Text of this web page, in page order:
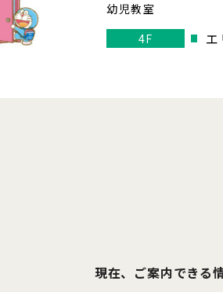
幼児教室
4F
現在、ご案内できる